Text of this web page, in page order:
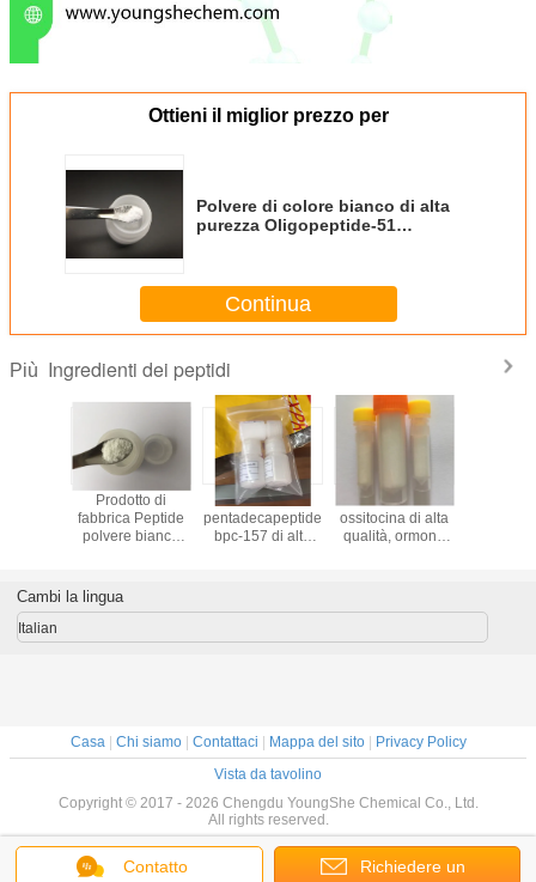
Ottieni il miglior prezzo per
Polvere di colore bianco di alta
purezza Oligopeptide-51
Continua
Più Ingredienti dei peptidi
Prodotto di
fabbrica Peptide
polvere bianca
Colore bianco
pentadecapeptide
bpc-157 di alta
Acetato di
ossitocina di alta
qualità, ormone
bianco
Contatto Richiedere un
Cambi la lingua
Italian
Casa| Chi siamo| Contattaci Mappa del sito|
Privacy Policy
Vista da tavolino
Copyright © 2017 - 2026 Chengdu YoungShe Chemical Co., Ltd.
All rights reserved.